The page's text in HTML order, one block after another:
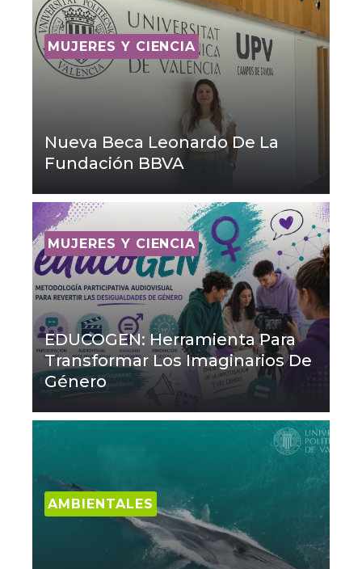
MUJERES Y CIENCIA
Nueva Beca Leonardo De La
Fundación BBVA
MUJERES Y CIENCIA
EDUCOGEN: Herramienta Para
Transformar Los Imaginarios De
Género
AMBIENTALES